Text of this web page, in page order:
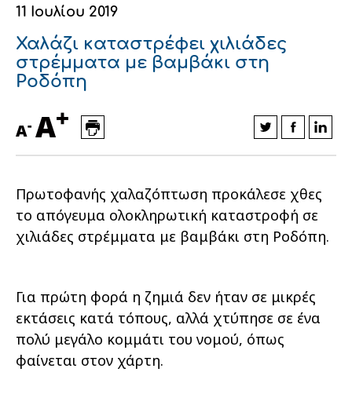
Οικονομικά στοιχεία
Εταιρική δομή
Καινοτομία
Εκδηλώσεις
Πως θα μας βρείτε
ΑΚΟΛΟΥΘΗΣΤΕ ΜΑΣ
Εξαγωγές
Συνέδρια
Πως θα μας βρείτε
ΑΚΟΛΟΥΘΗΣΤΕ ΜΑΣ
Ευφυής γεωργία
Συμβουλευτική στο χωράφι
Εκκόκκιση για λογαριασμό του
παραγωγού
Ιατρικές υπηρεσίες
Πως θα μας βρείτε
ΑΚΟΛΟΥΘΗΣΤΕ ΜΑΣ
Αλυσίδα βάμβακος
Πως θα μας βρείτε
ΑΚΟΛΟΥΘΗΣΤΕ ΜΑΣ
Κλωστοϋφαντουργία - Ένδυση
Εταιρικά νέα
Πως θα μας βρείτε
ΑΚΟΛΟΥΘΗΣΤΕ ΜΑΣ
Πως θα μας βρείτε
ΑΚΟΛΟΥΘΗΣΤΕ ΜΑΣ
11 Ιουλίου 2019
Χαλάζι καταστρέφει χιλιάδες
στρέμματα με βαμβάκι στη
Ροδόπη
A- A+
Πρωτοφανής χαλαζόπτωση προκάλεσε χθες
το απόγευμα ολοκληρωτική καταστροφή σε
χιλιάδες στρέμματα με βαμβάκι στη Ροδόπη.
Για πρώτη φορά η ζημιά δεν ήταν σε μικρές
εκτάσεις κατά τόπους, αλλά χτύπησε σε ένα
πολύ μεγάλο κομμάτι του νομού, όπως
φαίνεται στον χάρτη.